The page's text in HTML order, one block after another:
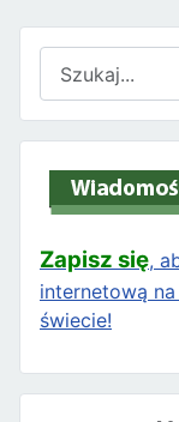
Zapisz się,
internetową
świecie!